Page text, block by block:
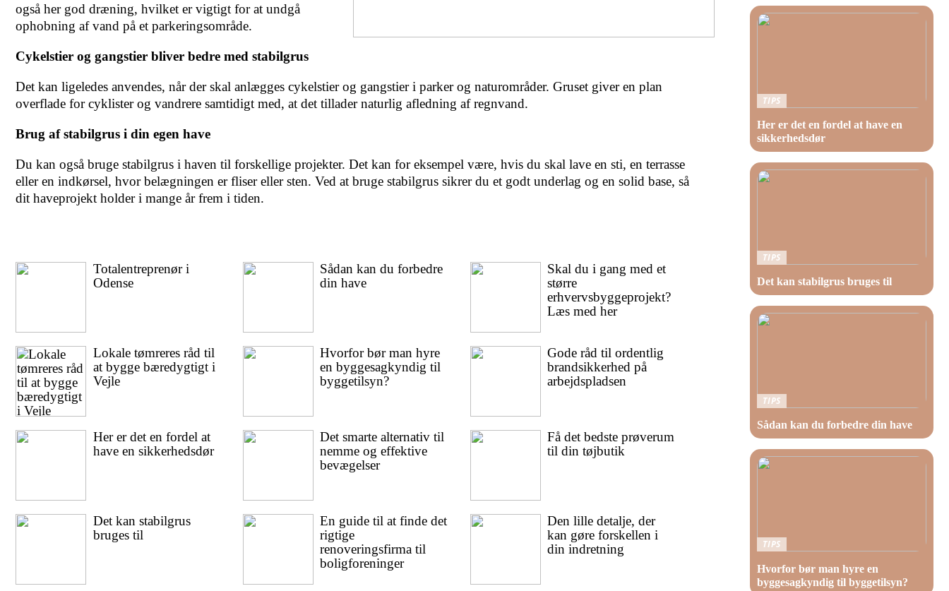
også her god dræning, hvilket er vigtigt for at undgå
ophobning af vand på et parkeringsområde.
Cykelstier og gangstier bliver bedre med stabilgrus
Det kan ligeledes anvendes, når der skal anlægges cykelstier og gangstier i parker og naturområder. Gruset giver en plan
overflade for cyklister og vandrere samtidigt med, at det tillader naturlig afledning af regnvand.
Brug af stabilgrus i din egen have
Du kan også bruge stabilgrus i haven til forskellige projekter. Det kan for eksempel være, hvis du skal lave en sti, en terrasse
eller en indkørsel, hvor belægningen er fliser eller sten. Ved at bruge stabilgrus sikrer du et godt underlag og en solid base, så
dit haveprojekt holder i mange år frem i tiden.
Totalentreprenør i
Odense
Lokale tømreres råd til
at bygge bæredygtigt i
Vejle
Her er det en fordel at
have en sikkerhedsdør
Det kan stabilgrus
bruges til
Sådan kan du forbedre
din have
Hvorfor bør man hyre
en byggesagkyndig til
byggetilsyn?
Det smarte alternativ til
nemme og effektive
bevægelser
En guide til at finde det
rigtige
renoveringsfirma til
boligforeninger
Skal du i gang med et
større
erhvervsbyggeprojekt?
Læs med her
Gode råd til ordentlig
brandsikkerhed på
arbejdspladsen
Få det bedste prøverum
til din tøjbutik
Den lille detalje, der
kan gøre forskellen i
din indretning
TIPS
Her er det en fordel at have en
sikkerhedsdør
TIPS
Det kan stabilgrus bruges til
TIPS
Sådan kan du forbedre din have
TIPS
Hvorfor bør man hyre en
byggesagkyndig til byggetilsyn?